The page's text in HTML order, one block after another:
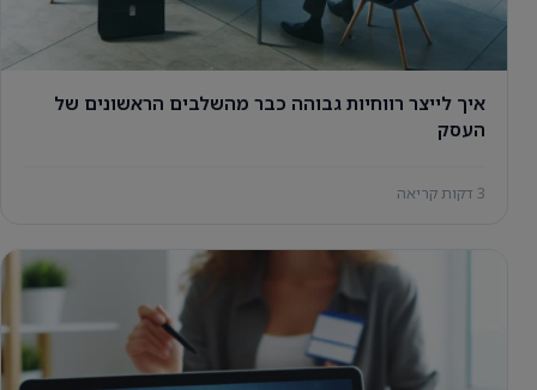
איך לייצר רווחיות גבוהה כבר מהשלבים הראשונים של
העסק
3 דקות קריאה